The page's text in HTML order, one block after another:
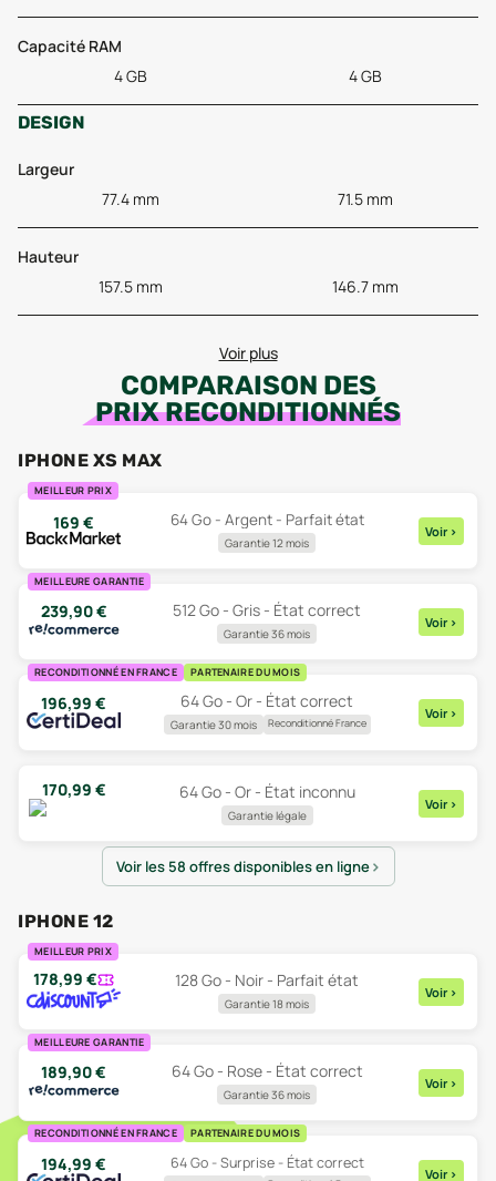
Capacité RAM
4 GB
4 GB
DESIGN
Largeur
77.4 mm
71.5 mm
Hauteur
157.5 mm
146.7 mm
Voir plus
COMPARAISON DES
PRIX RECONDITIONNÉS
IPHONE XS MAX
MEILLEUR PRIX
169 € 64 Go - Argent - Parfait état
Garantie 12 mois
Voir >
MEILLEURE GARANTIE
239,90€ 512 Go - Gris - État correct
Garantie 36 mois
Voir >
RECONDITIONNÉ EN FRANCE PARTENAIRE DU MOIS
196,99 € 64 Go - Or - État correct
Garantie 30 mois Reconditionné France
Voir >
170,99 € 64 Go - Or - État inconnu
Garantie légale
Voir >
Voir les 58 offres disponibles en ligne
IPHONE 12
MEILLEUR PRIX
178,99 € 128 Go - Noir - Parfait état
Garantie 18 mois
Voir >
MEILLEURE GARANTIE
189,90€ 64 Go - Rose - État correct
Garantie 36 mois
Voir >
RECONDITIONNÉ EN FRANCE PARTENAIRE DU MOIS
194,99 € 64 Go - Surprise - État correct
Voir >